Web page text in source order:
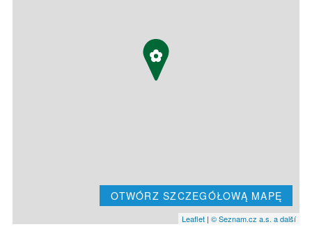
OTWÓRZ SZCZEGÓŁOWĄ MAPĘ
Leaflet | © Seznam.cz a.s. a další